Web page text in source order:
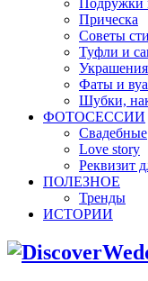
Подружки
Прическа
Советы
Туфли и
Фаты и
Шубки,
ФОТОСЕССИИ
Свадебные
Love story
Реквизит
ПОЛЕЗНОЕ
Тренды
ИСТОРИИ